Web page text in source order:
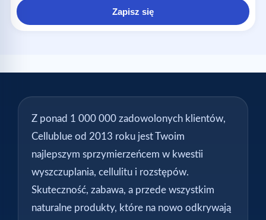
Zapisz się
Z ponad 1 000 000 zadowolonych klientów,
Cellublue od 2013 roku jest Twoim
najlepszym sprzymierzeńcem w kwestii
wyszczuplania, cellulitu i rozstępów.
Skuteczność, zabawa, a przede wszystkim
naturalne produkty, które na nowo odkrywają